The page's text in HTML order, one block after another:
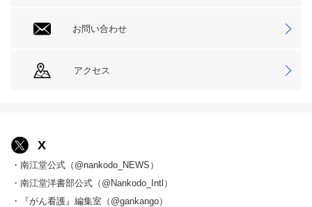
お問い合わせ
アクセス
X
・南江堂公式（@nankodo_NEWS）
・南江堂洋書部公式（@Nankodo_Intl）
・『がん看護』編集室（@gankango）